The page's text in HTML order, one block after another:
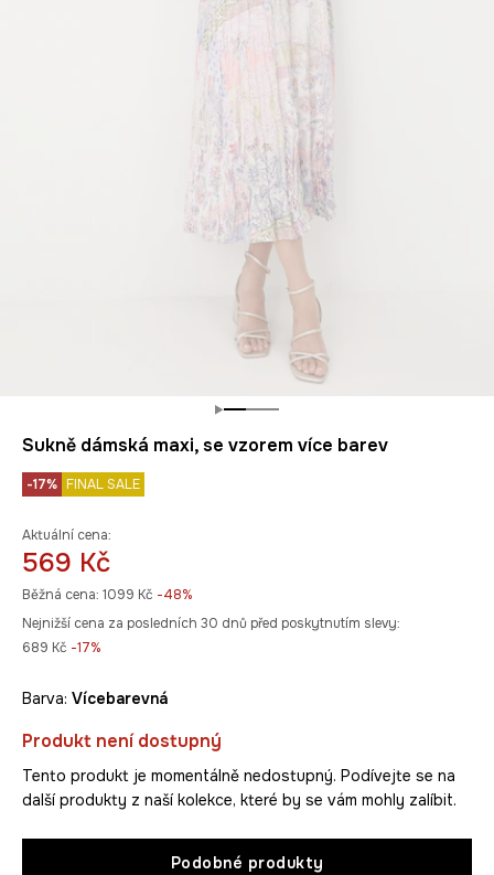
Sukně dámská maxi, se vzorem více barev
-17% FINAL SALE
Aktuální cena:
569 Kč
Běžná cena: 1099 Kč -48%
Nejnižší cena za posledních 30 dnů před poskytnutím slevy:
689 Kč -17%
Barva: vícebarevná
Produkt není dostupný
Tento produkt je momentálně nedostupný. Podívejte se na
další produkty z naší kolekce, které by se vám mohly zalíbit.
Podobné produkty